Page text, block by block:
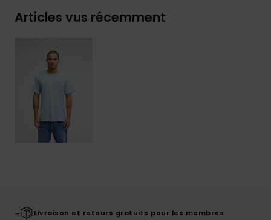
Articles vus récemment
Livraison et retours gratuits pour les membres